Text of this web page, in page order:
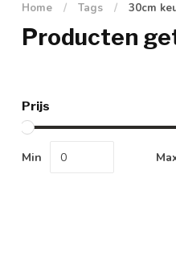
Home / Tags / 30cm
Producten
Prijs
Min